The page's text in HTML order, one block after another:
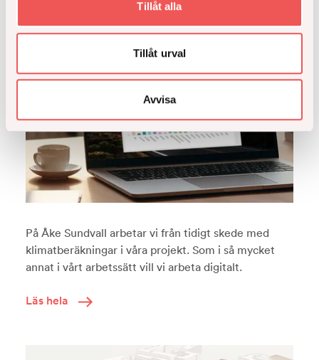
Tillåt alla
Tillåt urval
Avvisa
På Åke Sundvall arbetar vi från tidigt skede med
klimatberäkningar i våra projekt. Som i så mycket
annat i vårt arbetssätt vill vi arbeta digitalt.
Läs hela